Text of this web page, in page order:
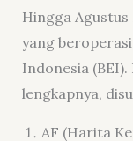
Hingga Agustus
yang
Indonesia
lengkapnya,
AF (Harita